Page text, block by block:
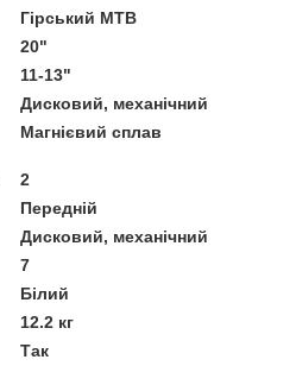
Гірський MTB
20"
11-13"
Дисковий, механічний
Магнієвий сплав
2
Передній
Дисковий, механічний
7
Білий
12.2 кг
Так